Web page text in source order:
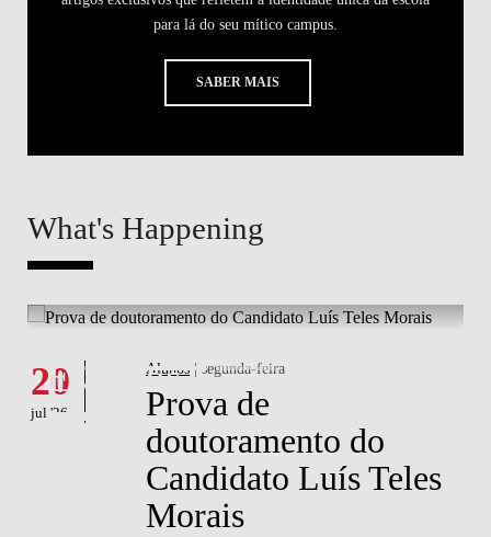
para lá do seu mítico campus.
SABER MAIS
What's Happening
Eventos
20
jul '26
Alunos | segunda-feira
Prova de
doutoramento do
Candidato Luís Teles
Morais